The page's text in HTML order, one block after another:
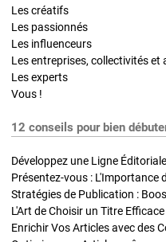
Les créatifs
Les passionnés
Les influenceurs
Les entreprises, collectivités et
Les experts
Vous !
12 conseils pour bien
Développez une Ligne
Présentez-vous : L'Importance
L'Art de Choisir un Titre